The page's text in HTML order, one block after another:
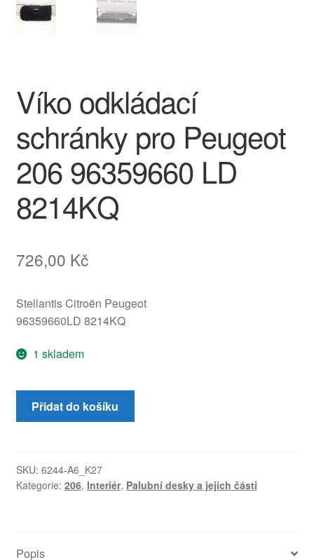
Platby
Reklamace
Reklamační řád
Vrakoviště Citroën
Víko odkládací
schránky pro Peugeot
206 96359660 LD
8214KQ
726,00 Kč
Stellantis Citroën Peugeot
96359660LD 8214KQ
1 skladem
Víko
odkládací
Peugeot
206
množství
Přidat do košíku
SKU: 6244-A6_K27
Kategorie: 206, Interiér, Palubní desky a jejich části
Popis